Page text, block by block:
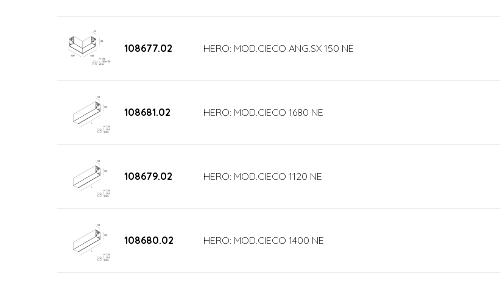
108677.02 HERO: MOD.CIECO ANG.SX 150 NE
108681.02 HERO: MOD.CIECO 1680 NE
108679.02 HERO: MOD.CIECO 1120 NE
108680.02 HERO: MOD.CIECO 1400 NE